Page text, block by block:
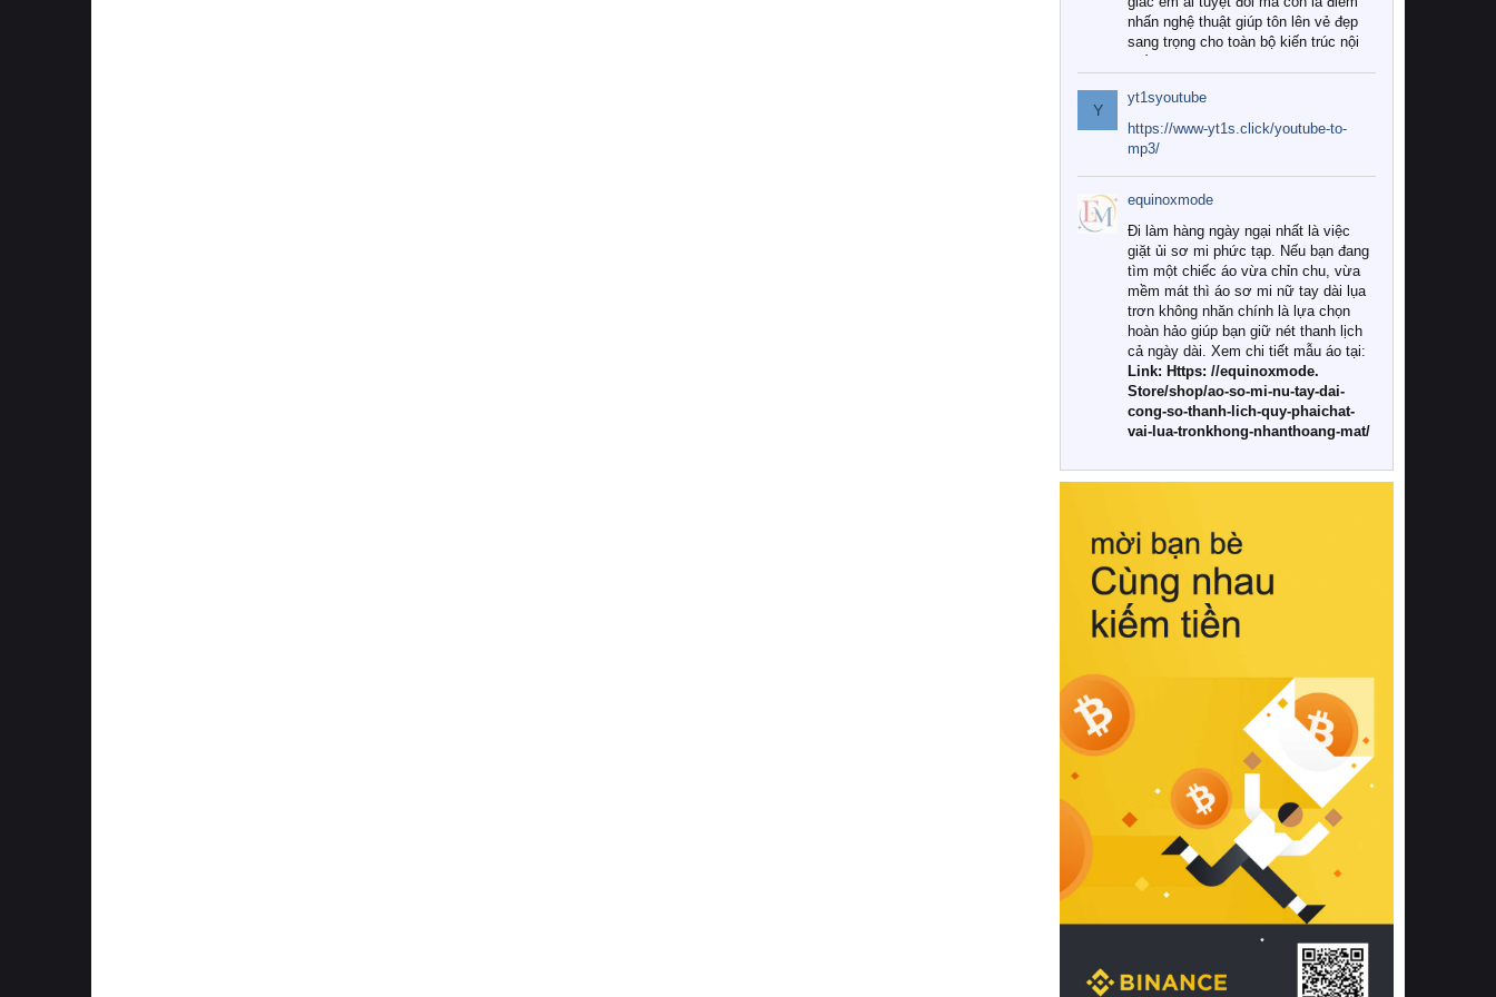
nhấn nghệ thuật giúp tôn lên vẻ đẹp
sang trọng cho toàn bộ kiến trúc nội
Tuy nhiên, giữa thị trường đa dạng
với vô vàn thương hiệu và mẫu mã
như hiện nay, làm thế nào để chọn
được những bộ chăn ga gối đệm cao
cấp thực sự chất lượng, phù hợp với
khí hậu và nhu cầu sử dụng của gia
đình? Hãy cùng chúng tôi đi tìm lời
giải đáp chi tiết qua bài viết dưới đây.
1. Tại sao các gia đình hiện đại lại ưa
chuộng chăn ga gối đệm cao cấp?
Khác với các dòng sản phẩm thông
thường, những bộ chăn ga gối đệm
cao cấp trải qua quy trình sản xuất
nghiêm ngặt từ khâu chọn lọc nguyên
liệu tự nhiên đến công nghệ dệt
nhuộm hiện đại không chứa hóa chất
này, bạn sẽ cảm nhận rõ rệt sự khác
hồi chuẩn xác của phần đệm nâng đỡ
cột sống.
Bên cạnh đó, việc lựa chọn các dòng
sản phẩm đạt chuẩn chất lượng quốc
tế còn giúp ngăn ngừa tình trạng kích
khuẩn và nấm mốc trong điều kiện
thời tiết nóng ẩm. Bạn có thể tìm hiểu
thêm các nghiên cứu khoa học về tác
động của giấc ngủ và môi trường
phòng ngủ đối với sức khỏe con
người tại Sleep Foundation (External
Link) để có cái nhìn toàn diện hơn.
2. Các tiêu chí vàng khi lựa chọn
chăn ga gối đệm cao cấp cho phòng
ngủ
Để sở hữu một bộ chăn ga gối đệm
cao cấp hoàn hảo cả về thẩm mỹ lẫn
công năng, người tiêu dùng cần cân
nhắc kỹ lưỡng các tiêu chí quan trọng
Y
yt1syoutube
https://www-yt1s.click/youtube-to-
mp3/
equinoxmode
Đi làm hàng ngày ngại nhất là việc
giặt ủi sơ mi phức tạp. Nếu bạn đang
tìm một chiếc áo vừa chỉn chu, vừa
mềm mát thì áo sơ mi nữ tay dài lụa
trơn không nhăn chính là lựa chọn
hoàn hảo giúp bạn giữ nét thanh lịch
cả ngày dài. Xem chi tiết mẫu áo tại:
Link: Https: //equinoxmode.
Store/shop/ao-so-mi-nu-tay-dai-
cong-so-thanh-lich-quy-phaichat-
vai-lua-tronkhong-nhanthoang-mat/